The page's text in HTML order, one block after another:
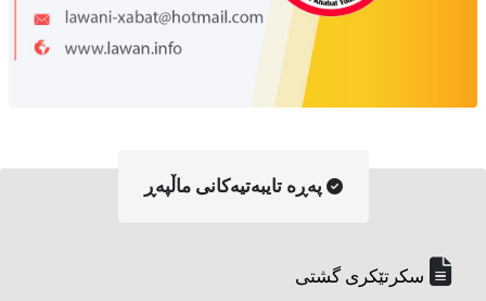
په‌ڕه‌ تایبه‌تیه‌کانی ماڵپه‌ڕ
سکرتێکری گشتی